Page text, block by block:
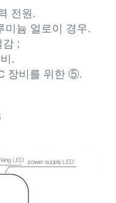
전원.
늄 얼로이 경우.
;
.
장비를 위한 ⑤.